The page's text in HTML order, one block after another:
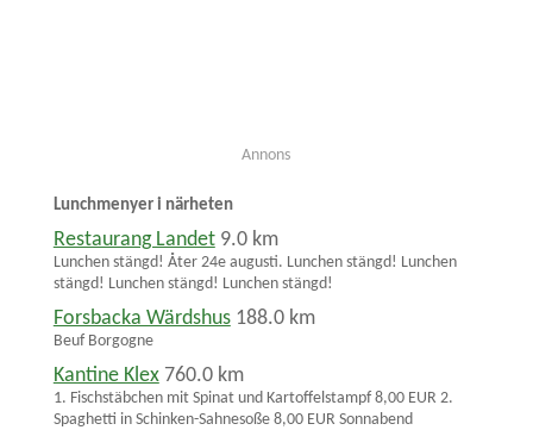
Annons
Lunchmenyer i närheten
Restaurang Landet 9.0 km
Lunchen stängd! Åter 24e augusti. Lunchen stängd! Lunchen
stängd! Lunchen stängd! Lunchen stängd!
Forsbacka Wärdshus 188.0 km
Beuf Borgogne
Kantine Klex 760.0 km
1. Fischstäbchen mit Spinat und Kartoffelstampf 8,00 EUR 2.
Spaghetti in Schinken-Sahnesoße 8,00 EUR Sonnabend